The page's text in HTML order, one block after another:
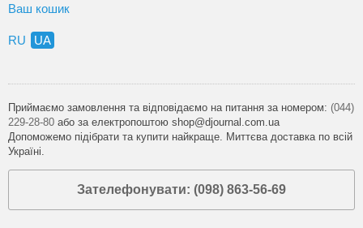
Ваш кошик
RU UA
Приймаємо замовлення та відповідаємо на питання за номером: (044)
229-28-80 або за електропоштою shop@djournal.com.ua
Допоможемо підібрати та купити найкраще. Миттєва доставка по всій
Україні.
Зателефонувати: (098) 863-56-69